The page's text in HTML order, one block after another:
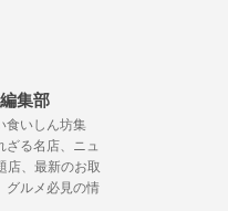
集部
食いしん坊集
ざる名店、ニュ
店、最新のお取
グルメ必見の情